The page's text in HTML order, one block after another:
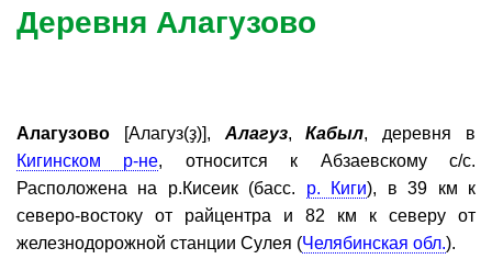
Деревня Алагузово
Алагузово [Алагуз(ҙ)], Алагуз,Кабыл, деревня в
Кигинском р-не, относится к Абзаевскому с/с.
Расположена на р.Кисеик (басс. р. Киги), в 39 км к
северо-востоку от райцентра и 82 км к северу от
железнодорожной станции Сулея (Челябинская обл.).